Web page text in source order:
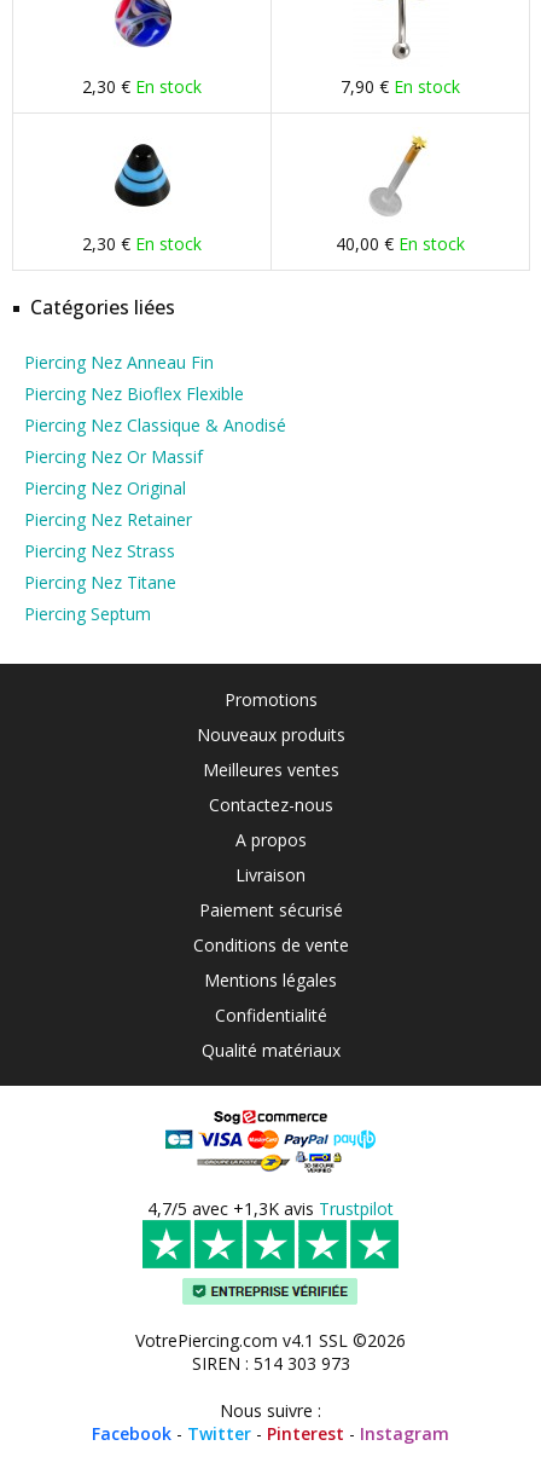
2,30 € En stock 7,90 € En stock
2,30 € En stock 40,00 € En stock
Catégories liées
Piercing Nez Anneau Fin
Piercing Nez Bioflex Flexible
Piercing Nez Classique & Anodisé
Piercing Nez Or Massif
Piercing Nez Original
Piercing Nez Retainer
Piercing Nez Strass
Piercing Nez Titane
Piercing Septum
Promotions
Nouveaux produits
Meilleures ventes
Contactez-nous
A propos
Livraison
Paiement sécurisé
Conditions de vente
Mentions légales
Confidentialité
Qualité matériaux
4,7/5 avec +1,3K avis Trustpilot
VotrePiercing.com v4.1 SSL ©2026
SIREN : 514 303 973
Nous suivre :
Facebook - Twitter - Pinterest - Instagram